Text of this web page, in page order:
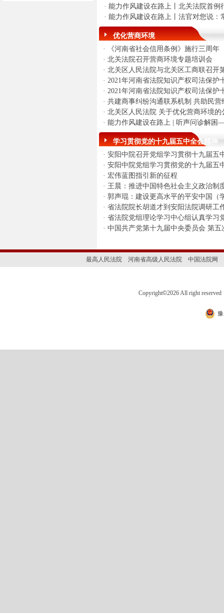
· 能力作风建设在路上丨北关法院首例
· 能力作风建设在路上丨法官对您说：
优化营商环境
·
《河南省社会信用条例》施行三周年
· 北关法院召开营商环境专题培训会
· 北关区人民法院与北关区工商联召开
· 2021年河南省法院知识产权司法保
· 2021年河南省法院知识产权司法保
· 共建商事纠纷沟通联系机制 共助民营
· 北关区人民法院 关于优化营商环境的
· 能力作风建设在路上 | 听声问诊解
学习贯彻党的十九届五中全会精神
· 安阳中院召开党组学习贯彻十九届五
· 安阳中院党组学习贯彻党的十九届五
· 宏伟蓝图指引新的征程
· 王晨：推进中国特色社会主义政治制
· 郭声琨：建设更高水平的平安中国（
· 省法院院长胡道才到安阳法院调研工
· 省法院党组理论学习中心组认真学习
· 中国共产党第十九届中央委员会 第五
最高人民法院 河南省高级人民法院 中国法院网
Copyright©2026 All right